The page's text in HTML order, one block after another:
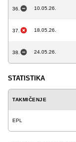
36. 10.05.26.
37. 18.05.26.
38. 24.05.26.
STATISTIKA
TAKMIČENJE
EPL